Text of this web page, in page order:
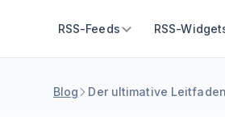
RSS-Feeds RSS-
Blog Der ultimative